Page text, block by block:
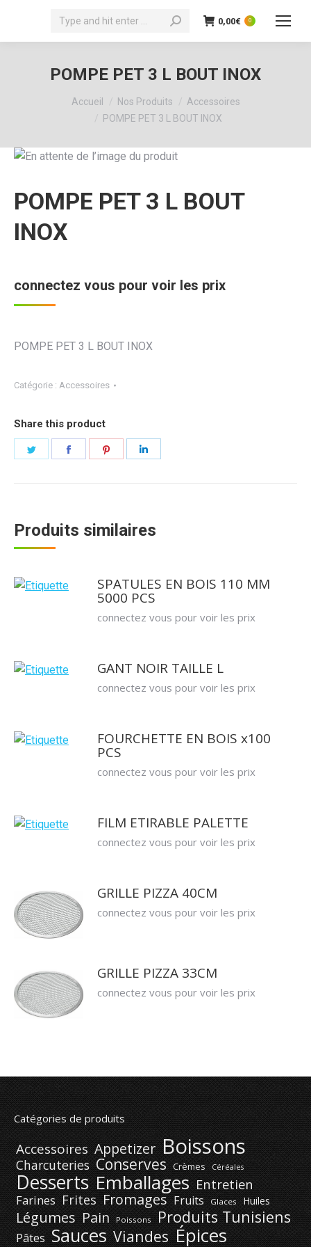
Recherche
0,00€ 0
POMPE PET 3 L BOUT INOX
Vous êtes ici :Accueil Nos Produits
Accessoires
POMPE PET 3 L BOUT INOX
POMPE PET 3 L BOUT
INOX
connectez vous pour voir les prix
POMPE PET 3 L BOUT INOX
Catégorie : Accessoires
Share this product
Partager
Partager Partager
Produits similaires
SPATULES EN BOIS 110 MM
5000 PCS
connectez vous pour voir les prix
GANT NOIR TAILLE L
connectez vous pour voir les prix
FOURCHETTE EN BOIS x100
PCS
connectez vous pour voir les prix
FILM ETIRABLE PALETTE
connectez vous pour voir les prix
GRILLE PIZZA 40CM
connectez vous pour voir les prix
GRILLE PIZZA 33CM
connectez vous pour voir les prix
Catégories de produits
Accessoires Appetizer Boissons
Charcuteries Conserves Crèmes Céréales
Desserts Emballages Entretien
Farines Frites Fromages Fruits Glaces Huiles
Légumes Pain Poissons Produits Tunisiens
Pâtes Sauces Viandes Épices